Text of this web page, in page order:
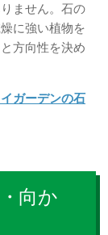
ません。石の
に強い植物を
方向性を決め
イガーデンの石
向か